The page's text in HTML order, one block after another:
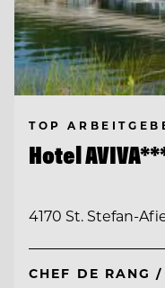
TOP
Hotel
4170 St. Stefan-